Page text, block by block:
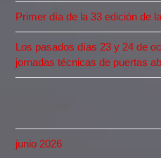
Primer día de la 33 edición de
Los pasados días 23 y 24 de
jornadas técnicas de puertas
junio 2026